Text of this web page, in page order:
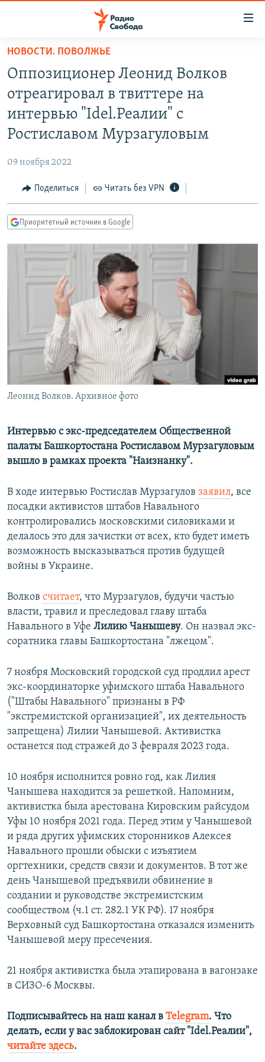
упрощенного
доступа
основному
содержанию
навигации
Вернутся
АВТОРСКИЕ ПРОЕКТЫ
ЦИТАТЫ СВОБОДЫ
КУЛЬТУРА
IDEL.РЕАЛИИ
КАВКАЗ.РЕАЛИИ
СИБИРЬ.РЕАЛИИ
РАСПИСАНИЕ ВЕЩАНИЯ
ПОДПИШИТЕСЬ НА РАССЫЛКУ
СОЦИАЛЬНЫЕ СЕТИ
НОВОСТИ. ПОВОЛЖЬЕ
Оппозиционер Леонид Волков
отреагировал в твиттере на
интервью "Idel.Реалии" с
Ростиславом Мурзагуловым
09 ноября 2022
Поделиться Читать без VPN
Приоритетный источник в Google
Леонид Волков. Архивное фото
Интервью с экс-председателем Общественной
палаты Башкортостана Ростиславом Мурзагуловым
вышло в рамках проекта "Наизнанку".
В ходе интервью Ростислав Мурзагулов заявил, все
посадки активистов штабов Навального
контролировались московскими силовиками и
делалось это для зачистки от всех, кто будет иметь
возможность высказываться против будущей
войны в Украине.
Волков считает, что Мурзагулов, будучи частью
власти, травил и преследовал главу штаба
Навального в Уфе Лилию Чанышеву. Он назвал экс-
соратника главы Башкортостана "лжецом".
7 ноября Московский городской суд продлил арест
экс-координаторке уфимского штаба Навального
("Штабы Навального" признаны в РФ
"экстремистской организацией", их деятельность
запрещена) Лилии Чанышевой. Активистка
останется под стражей до 3 февраля 2023 года.
10 ноября исполнится ровно год, как Лилия
Чанышева находится за решеткой. Напомним,
активистка была арестована Кировским райсудом
Уфы 10 ноября 2021 года. Перед этим у Чанышевой
и ряда других уфимских сторонников Алексея
Навального прошли обыски с изъятием
оргтехники, средств связи и документов. В тот же
день Чанышевой предъявили обвинение в
создании и руководстве экстремистским
сообществом (ч.1 ст. 282.1 УК РФ). 17 ноября
Верховный суд Башкортостана отказался изменить
Чанышевой меру пресечения.
21 ноября активистка была этапирована в вагонзаке
в СИЗО-6 Москвы.
Подписывайтесь на наш канал в Telegram. Что
делать, если у вас заблокирован сайт "Idel.Реалии",
читайте здесь.